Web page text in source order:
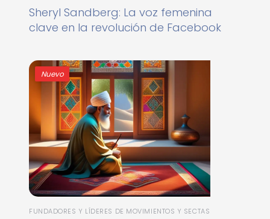
Sheryl Sandberg: La voz femenina
clave en la revolución de Facebook
Nuevo
FUNDADORES Y LÍDERES DE MOVIMIENTOS Y SECTAS